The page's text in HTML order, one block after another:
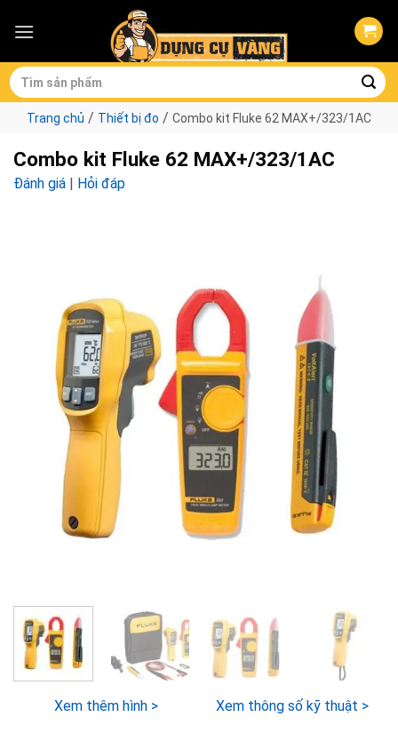
Tìm
kiếm:
Trang chủ / Thiết bị đo / Combo kit Fluke 62 MAX+/323/1AC
Combo kit Fluke 62 MAX+/323/1AC
Đánh giá | Hỏi đáp
Xem thêm hình > Xem thông số kỹ thuật >